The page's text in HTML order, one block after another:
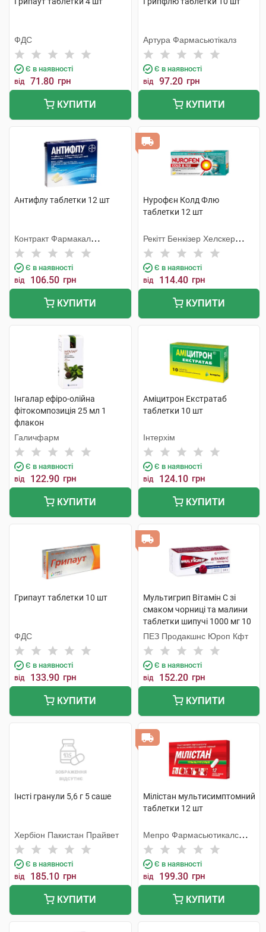
ФДС
Є в наявності
від 71.80 грн
КУПИТИ
Артура Фармасьютікалз
Є в наявності
від 97.20 грн
КУПИТИ
Антифлу таблетки 12 шт
Контракт Фармакал
Корпорейшн
Є в наявності
від 106.50 грн
КУПИТИ
Нурофєн Колд Флю
таблетки 12 шт
Рекітт Бенкізер Хелскер
Інтернешнл
Є в наявності
від 114.40 грн
КУПИТИ
Інгалар ефіро-олійна
фітокомпозиція 25 мл 1
флакон
Галичфарм
Є в наявності
від 122.90 грн
КУПИТИ
Аміцитрон Екстратаб
таблетки 10 шт
Інтерхім
Є в наявності
від 124.10 грн
КУПИТИ
Грипаут таблетки 10 шт
ФДС
Є в наявності
від 133.90 грн
КУПИТИ
Мультигрип Вітамін С зі
смаком чорниці та малини
таблетки шипучі 1000 мг 10
шт
ПЕЗ Продакшнс Юроп Кфт
Є в наявності
від 152.20 грн
КУПИТИ
Інсті гранули 5,6 г 5 саше
Хербіон Пакистан Прайвет
Є в наявності
від 185.10 грн
КУПИТИ
Мілістан мультисимптомний
таблетки 12 шт
Мепро Фармасьютикалс
Пріват
Є в наявності
від 199.30 грн
КУПИТИ